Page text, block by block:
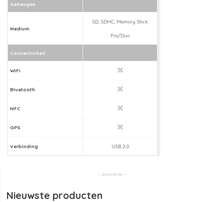
Geheugen
Medium
SD, SDHC, Memory Stick
Pro/Duo
Connectiviteit
WiFi
Bluetooth
NFC
GPS
Verbinding USB 2.0
Nieuwste producten